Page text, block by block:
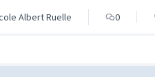
Albert Ruelle 0